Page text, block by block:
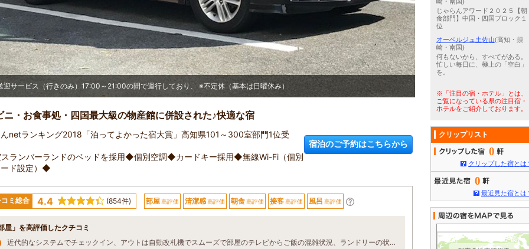
迎サービス（行きのみ）17:00～21:00の間で運行しており、 ※不定休（基本は日曜休み）
ニ・お食事処・四国最大級の物産館に併設された♪快適な宿
んnetランキング2018「泊ってよかった宿大賞」高知県101～300室部門1位受
ランバーランドのベッドを採用◆個別空調◆カードキー採用◆無線Wi-Fi（個別
ド設定）◆
宿泊のご予約はこちらから
コミ総合 4.4 (854件) 部屋高評価 清潔感高評価 朝食高評価 接客高評価 風呂 高評価
部屋」を高評価したクチコミ
近代的なシステムでチェックイン、アウトは自動改札機でスムーズで部屋のテレビからご飯の混雑状況、ランドリーの状況、近隣のお店、割引のきくお店など情報が得れました。アメニティーやウェルカムドリンク、ランドリー(有料)も充実し、ご飯はお野菜、カツオのたたき、お味噌汁、卵かけご飯など美味しく頂きました。
じゃらんアワード２０２５【朝
食部門】中国・四国ブロック１
位
オーベルジュ土佐山(高知・須
崎・南国)
何もないから、すべてがある。
忙しい毎日に、極上の「空白」
を。
※「注目の宿・ホテル」とは、
ご覧になっている県の注目宿・
ホテルをご紹介しております。
クリップリスト
0
クリップした宿とは
0
最近見た宿とは